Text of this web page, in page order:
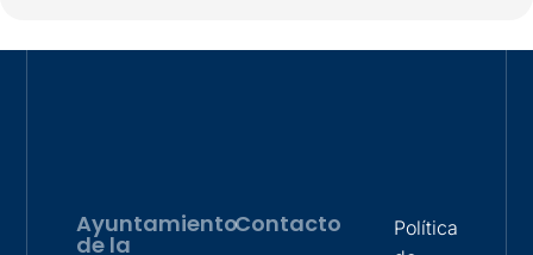
Ayuntamiento
de la
Contacto
Política